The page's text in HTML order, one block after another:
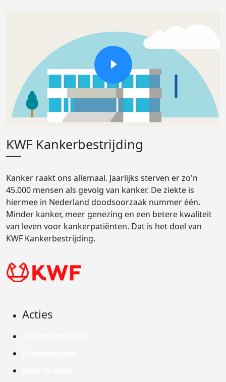
KWF Kankerbestrijding
Kanker raakt ons allemaal. Jaarlijks sterven er zo'n
45.000 mensen als gevolg van kanker. De ziekte is
hiermee in Nederland doodsoorzaak nummer één.
Minder kanker, meer genezing en een betere kwaliteit
van leven voor kankerpatiënten. Dat is het doel van
KWF Kankerbestrijding.
Acties